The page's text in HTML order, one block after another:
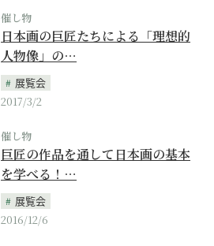
催し物
日本画の巨匠たちによる「理想的
人物像」の…
展覧会
2017/3/2
催し物
巨匠の作品を通して日本画の基本
を学べる！…
展覧会
2016/12/6